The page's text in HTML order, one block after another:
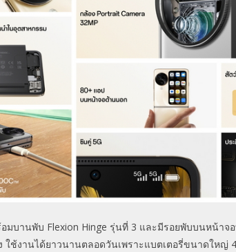
มบานพับ Flexion Hinge รุ่นที่ 3 และมีรอยพับบนหน้าจ
ใช้งานได้ยาวนานตลอดวันเพราะแบตเตอรี่ขนาดใหญ่